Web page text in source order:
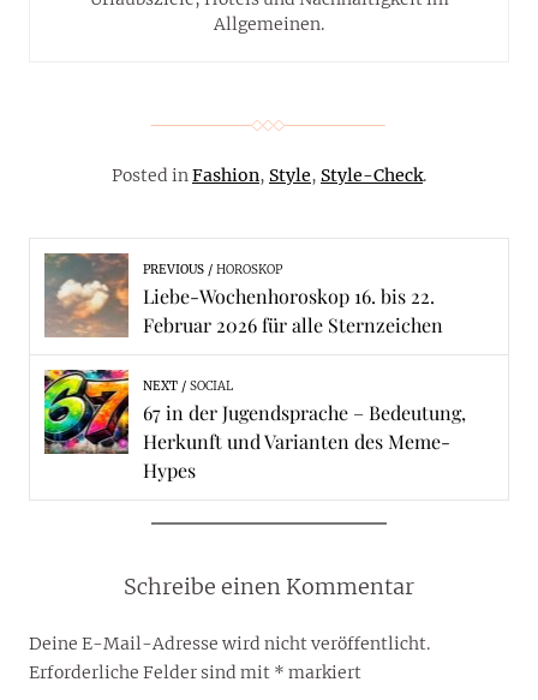
Allgemeinen.
Posted inFashion, Style, Style-Check.
PREVIOUS HOROSKOP
Liebe-Wochenhoroskop 16. bis 22.
Februar 2026 für alle Sternzeichen
NEXT SOCIAL
67 in der Jugendsprache – Bedeutung,
Herkunft und Varianten des Meme-
Hypes
Schreibe einen Kommentar
Deine E-Mail-Adresse wird nicht veröffentlicht.
Erforderliche Felder sind mit * markiert